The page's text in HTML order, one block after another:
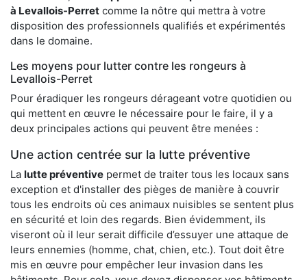
à Levallois-Perret comme la nôtre qui mettra à votre
disposition des professionnels qualifiés et expérimentés
dans le domaine.
Les moyens pour lutter contre les rongeurs à
Levallois-Perret
Pour éradiquer les rongeurs dérageant votre quotidien ou
qui mettent en œuvre le nécessaire pour le faire, il y a
deux principales actions qui peuvent être menées :
Une action centrée sur la lutte préventive
La lutte préventive permet de traiter tous les locaux sans
exception et d'installer des pièges de manière à couvrir
tous les endroits où ces animaux nuisibles se sentent plus
en sécurité et loin des regards. Bien évidemment, ils
viseront où il leur serait difficile d’essuyer une attaque de
leurs ennemies (homme, chat, chien, etc.). Tout doit être
mis en œuvre pour empêcher leur invasion dans les